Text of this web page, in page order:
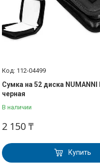
112-04499
Сумка на 52 диска NUMANNI
черная
В наличии
2 150 ₸
Купить